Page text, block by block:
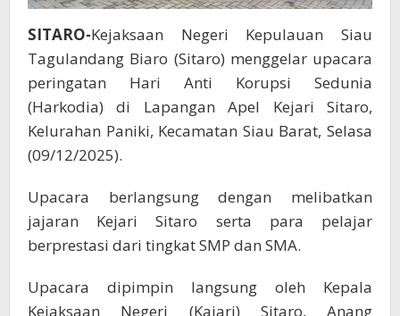
SITARO-Kejaksaan Negeri Kepulauan Siau
Tagulandang Biaro (Sitaro) menggelar upacara
peringatan Hari Anti Korupsi Sedunia
(Harkodia) di Lapangan Apel Kejari Sitaro,
Kelurahan Paniki, Kecamatan Siau Barat, Selasa
(09/12/2025).
Upacara berlangsung dengan melibatkan
jajaran Kejari Sitaro serta para pelajar
berprestasi dari tingkat SMP dan SMA.
Upacara dipimpin langsung oleh Kepala
Kejaksaan Negeri (Kajari) Sitaro, Anang